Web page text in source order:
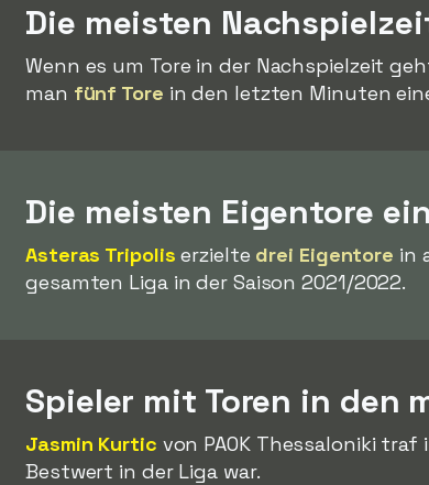
Die meisten
Wenn es um Tore in der Nachspielzeit
man fünf Tore in den letzten Minuten
Die meisten Eigentore
Asteras Tripolis erzielte drei Eigentore in
gesamten Liga in der Saison 2021/2022.
Spieler mit Toren in den
Jasmin Kurtic von PAOK Thessaloniki traf
Bestwert in der Liga war.